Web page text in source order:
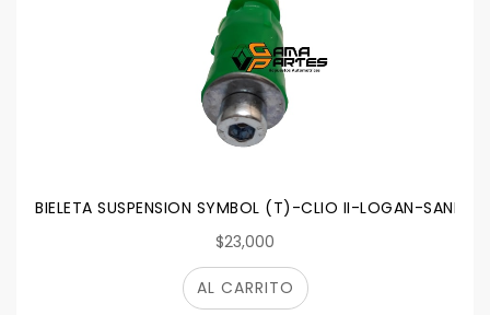
BIELETA SUSPENSION SYMBOL (T)-CLIO II-LOGAN-
$23,000
AL CARRITO